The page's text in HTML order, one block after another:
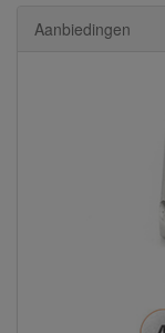
Aanbiedingen